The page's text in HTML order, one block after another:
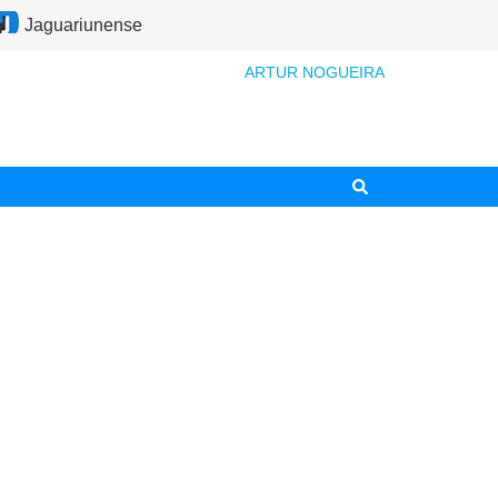
Jaguariunense
ARTUR NOGUEIRA